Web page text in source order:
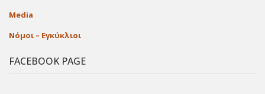
Media
Νόμοι – Εγκύκλιοι
FACEBOOK PAGE